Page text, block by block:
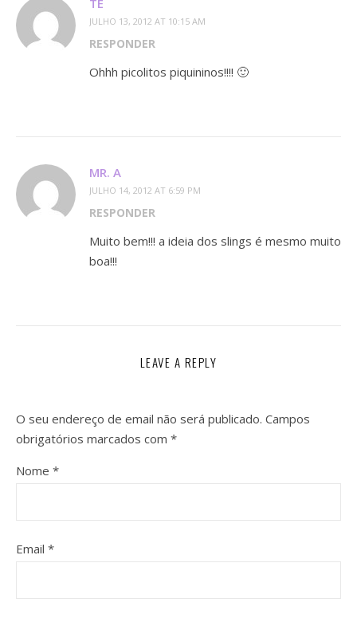
TÉ
JULHO 13, 2012 AT 10:15 AM
RESPONDER
Ohhh picolitos piquininos!!!! 🙂
MR. A
JULHO 14, 2012 AT 6:59 PM
RESPONDER
Muito bem!!! a ideia dos slings é mesmo muito
boa!!!
LEAVE A REPLY
O seu endereço de email não será publicado. Campos
obrigatórios marcados com *
Nome *
Email *